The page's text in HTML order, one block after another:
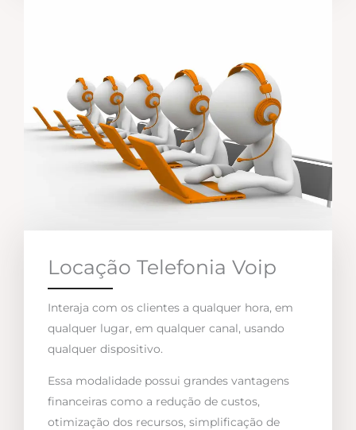
Locação Telefonia Voip
Interaja com os clientes a qualquer hora, em
qualquer lugar, em qualquer canal, usando
qualquer dispositivo.
Essa modalidade possui grandes vantagens
financeiras como a redução de custos,
otimização dos recursos, simplificação de